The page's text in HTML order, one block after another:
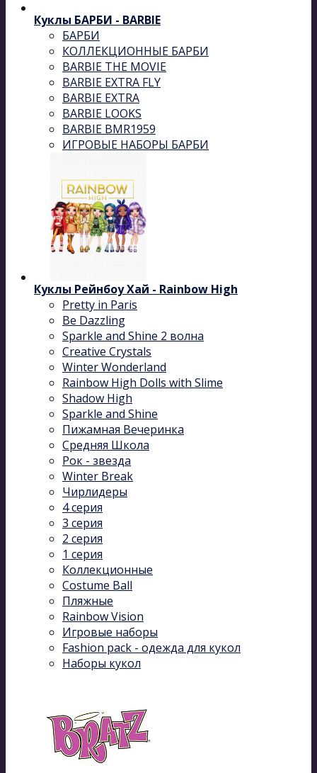
Куклы БАРБИ - BARBIE
БАРБИ
КОЛЛЕКЦИОННЫЕ БАРБИ
BARBIE THE MOVIE
BARBIE EXTRA FLY
BARBIE EXTRA
BARBIE LOOKS
BARBIE BMR1959
ИГРОВЫЕ НАБОРЫ БАРБИ
Куклы Рейнбоу Хай - Rainbow High
Pretty in Paris
Be Dazzling
Sparkle and Shine 2 волна
Сreative Сrystals
Winter Wonderland
Rainbow High Dolls with Slime
Shadow High
Sparkle and Shine
Пижамная Вечеринка
Средняя Школа
Рок - звезда
Winter Break
Чирлидеры
4 серия
3 серия
2 серия
1 серия
Коллекционные
Costume Ball
Пляжные
Rainbow Vision
Игровые наборы
Fashion pack - одежда для кукол
Наборы кукол